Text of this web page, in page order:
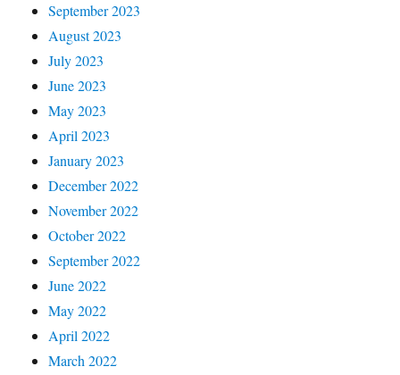
September 2023
August 2023
July 2023
June 2023
May 2023
April 2023
January 2023
December 2022
November 2022
October 2022
September 2022
June 2022
May 2022
April 2022
March 2022